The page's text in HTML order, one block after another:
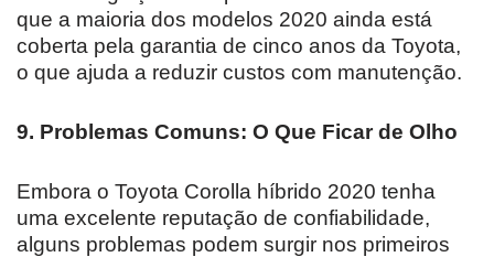
que a maioria dos modelos 2020 ainda está
coberta pela garantia de cinco anos da Toyota,
o que ajuda a reduzir custos com manutenção.
9. Problemas Comuns: O Que Ficar de Olho
Embora o Toyota Corolla híbrido 2020 tenha
uma excelente reputação de confiabilidade,
alguns problemas podem surgir nos primeiros